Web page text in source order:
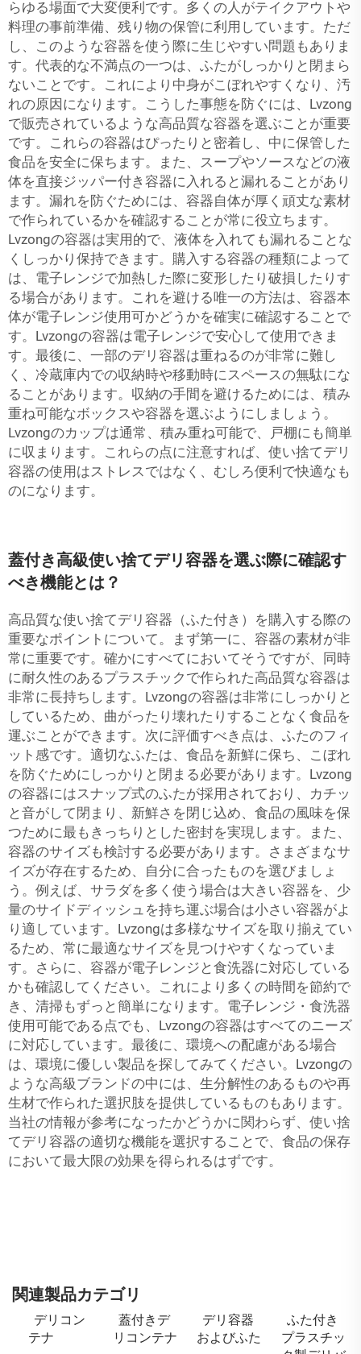
らゆる場面で大変便利です。多くの人がテイクアウトや
料理の事前準備、残り物の保管に利用しています。ただ
し、このような容器を使う際に生じやすい問題もありま
す。代表的な不満点の一つは、ふたがしっかりと閉まら
ないことです。これにより中身がこぼれやすくなり、汚
れの原因になります。こうした事態を防ぐには、Lvzong
で販売されているような高品質な容器を選ぶことが重要
です。これらの容器はぴったりと密着し、中に保管した
食品を安全に保ちます。また、スープやソースなどの液
体を直接ジッパー付き容器に入れると漏れることがあり
ます。漏れを防ぐためには、容器自体が厚く頑丈な素材
で作られているかを確認することが常に役立ちます。
Lvzongの容器は実用的で、液体を入れても漏れることな
くしっかり保持できます。購入する容器の種類によって
は、電子レンジで加熱した際に変形したり破損したりす
る場合があります。これを避ける唯一の方法は、容器本
体が電子レンジ使用可かどうかを確実に確認することで
す。Lvzongの容器は電子レンジで安心して使用できま
す。最後に、一部のデリ容器は重ねるのが非常に難し
く、冷蔵庫内での収納時や移動時にスペースの無駄にな
ることがあります。収納の手間を避けるためには、積み
重ね可能なボックスや容器を選ぶようにしましょう。
Lvzongのカップは通常、積み重ね可能で、戸棚にも簡単
に収まります。これらの点に注意すれば、使い捨てデリ
容器の使用はストレスではなく、むしろ便利で快適なも
のになります。
蓋付き高級使い捨てデリ容器を選ぶ際に確認す
べき機能とは？
高品質な使い捨てデリ容器（ふた付き）を購入する際の
重要なポイントについて。まず第一に、容器の素材が非
常に重要です。確かにすべてにおいてそうですが、同時
に耐久性のあるプラスチックで作られた高品質な容器は
非常に長持ちします。Lvzongの容器は非常にしっかりと
しているため、曲がったり壊れたりすることなく食品を
運ぶことができます。次に評価すべき点は、ふたのフィ
ット感です。適切なふたは、食品を新鮮に保ち、こぼれ
を防ぐためにしっかりと閉まる必要があります。Lvzong
の容器にはスナップ式のふたが採用されており、カチッ
と音がして閉まり、新鮮さを閉じ込め、食品の風味を保
つために最もきっちりとした密封を実現します。また、
容器のサイズも検討する必要があります。さまざまなサ
イズが存在するため、自分に合ったものを選びましょ
う。例えば、サラダを多く使う場合は大きい容器を、少
量のサイドディッシュを持ち運ぶ場合は小さい容器がよ
り適しています。Lvzongは多様なサイズを取り揃えてい
るため、常に最適なサイズを見つけやすくなっていま
す。さらに、容器が電子レンジと食洗器に対応している
かも確認してください。これにより多くの時間を節約で
き、清掃もずっと簡単になります。電子レンジ・食洗器
使用可能である点でも、Lvzongの容器はすべてのニーズ
に対応しています。最後に、環境への配慮がある場合
は、環境に優しい製品を探してみてください。Lvzongの
ような高級ブランドの中には、生分解性のあるものや再
生材で作られた選択肢を提供しているものもあります。
当社の情報が参考になったかどうかに関わらず、使い捨
てデリ容器の適切な機能を選択することで、食品の保存
において最大限の効果を得られるはずです。
関連製品カテゴリ
デリコン
テナ
蓋付きデ
リコンテナ
デリ容器
およびふた
ふた付き
プラスチッ